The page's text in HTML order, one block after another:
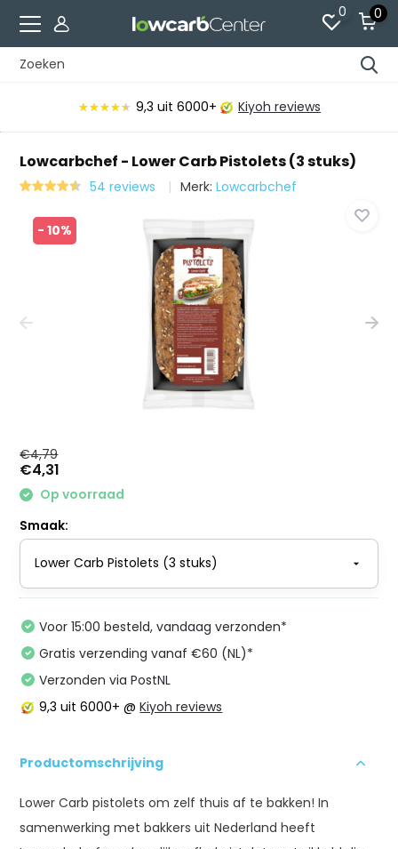
0 0
★★★★★
★★★★★ 9,3 uit 6000+ Kiyoh reviews
Lowcarbchef - Lower Carb Pistolets (3 stuks)
54 reviews Merk:Lowcarbchef
- 10%
€4,79
€4,31
Op voorraad
Smaak:
Voor 15:00 besteld, vandaag verzonden*
Gratis verzending vanaf €60 (NL)*
Verzonden via PostNL
9,3 uit 6000+ @Kiyoh reviews
Productomschrijving
Lower Carb pistolets om zelf thuis af te bakken! In
samenwerking met bakkers uit Nederland heeft